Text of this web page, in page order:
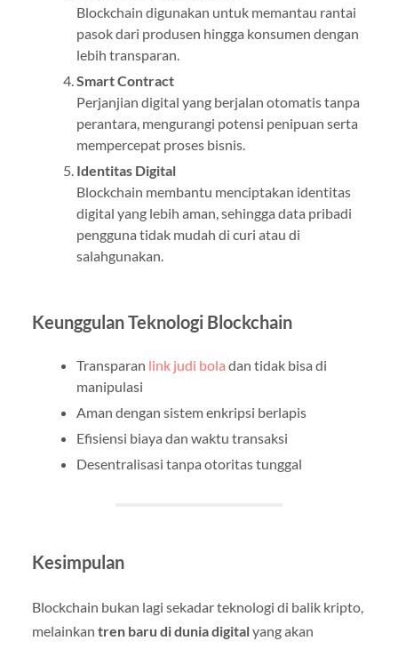
Blockchain digunakan untuk memantau rantai
pasok dari produsen hingga konsumen dengan
lebih transparan.
Smart Contract
Perjanjian digital yang berjalan otomatis tanpa
perantara, mengurangi potensi penipuan serta
mempercepat proses bisnis.
Identitas Digital
Blockchain membantu menciptakan identitas
digital yang lebih aman, sehingga data pribadi
pengguna tidak mudah di curi atau di
salahgunakan.
Keunggulan Teknologi Blockchain
Transparan link judi bola dan tidak bisa di
manipulasi
Aman dengan sistem enkripsi berlapis
Efisiensi biaya dan waktu transaksi
Desentralisasi tanpa otoritas tunggal
Kesimpulan
Blockchain bukan lagi sekadar teknologi di balik kripto,
melainkan tren baru di dunia digitalyang akan